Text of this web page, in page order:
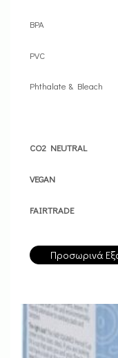
BPA
PVC
Phthalate & Bleach
CO2 NEUTRAL
VEGAN
FAIRTRADE
Προσωρινά